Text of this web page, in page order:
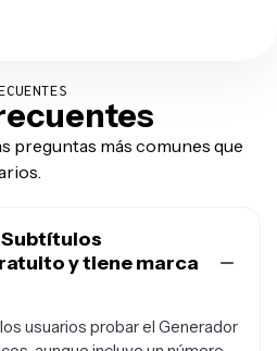
preguntas más comunes que
Subtítulos
y tiene marca
usuarios probar el Generador